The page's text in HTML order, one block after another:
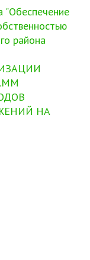
"Обеспечение
района
НА